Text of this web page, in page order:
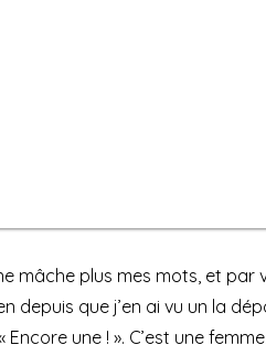
mâche plus mes mots, et par
depuis que j’en ai vu un la
Encore une ! ». C’est une